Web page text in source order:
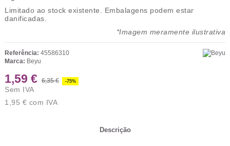
Limitado ao stock existente. Embalagens podem estar
danificadas.
*Imagem meramente ilustrativa
Referência: 45586310
Marca: Beyu
1,59 € 6,35 € -75%
Sem IVA
1,95 € com IVA
Descrição